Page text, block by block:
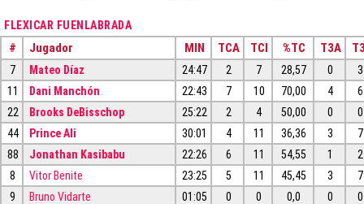
FLEXICAR FUENLABRADA
# Jugador MIN TCA TCI %TC T3A
7 Mateo Díaz 24:47 2 7 28,57 0
3
11
Dani Manchón 22:43 7 10 70,00 4
6
22
Brooks DeBisschop 25:22 2 4 50,00 0
0
44
Prince Ali 30:01 4 11 36,36 3
7
88
Jonathan Kasibabu 22:26 6 11 54,55 1
2
8
Vitor Benite 23:25 5 11 45,45 3
7
9
Bruno Vidarte 01:05 0 0 0,0 0
0